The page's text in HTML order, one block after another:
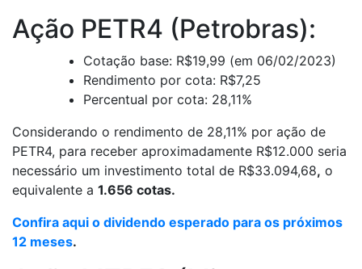
Ação PETR4 (Petrobras):
Cotação base: R$19,99 (em 06/02/2023)
Rendimento por cota: R$7,25
Percentual por cota: 28,11%
Considerando o rendimento de 28,11% por ação de
PETR4, para receber aproximadamente R$12.000 seria
necessário um investimento total de R$33.094,68, o
equivalente a 1.656 cotas.
Confira aqui o dividendo esperado para os próximos
12 meses.